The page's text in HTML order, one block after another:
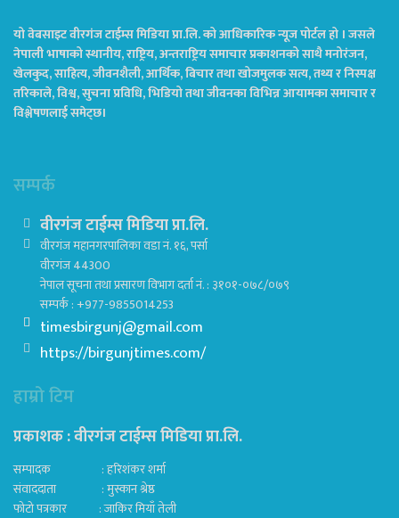
यो वेबसाइट वीरगंज टाईम्स मिडिया प्रा.लि. को आधिकारिक न्यूज पोर्टल हो । जसले
नेपाली भाषाको स्थानीय, राष्ट्रिय, अन्तराष्ट्रिय समाचार प्रकाशनको साथै मनोरंजन,
खेलकुद, साहित्य, जीवनशैली, आर्थिक, बिचार तथा खोजमुलक सत्य, तथ्य र निस्पक्ष
तरिकाले, विश्व, सुचना प्रविधि, भिडियो तथा जीवनका विभिन्न आयामका समाचार र
विश्लेषणलाई समेट्छ।
सम्पर्क
वीरगंज टाईम्स मिडिया प्रा.लि.
वीरगंज महानगरपालिका वडा नं. १६, पर्सा
वीरगंज 44300
नेपाल सूचना तथा प्रसारण विभाग दर्ता नं. : ३१०१-०७८/०७९
सम्पर्क : +977-9855014253
timesbirgunj@gmail.com
https://birgunjtimes.com/
हाम्रो टिम
प्रकाशक : वीरगंज टाईम्स मिडिया प्रा‍.लि.
सम्पादक : हरिशंकर शर्मा
संवाददाता : मुस्कान श्रेष्ठ
फोटो पत्रकार : जाकिर मियाँ तेली